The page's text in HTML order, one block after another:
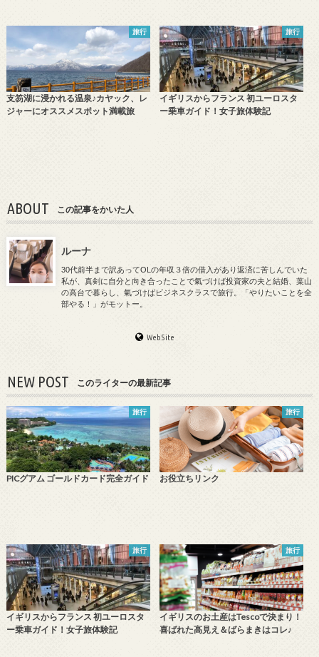
旅行
支笏湖に浸かれる温泉♪カヤック、レ
ジャーにオススメスポット満載旅
旅行
イギリスからフランス 初ユーロスタ
ー乗車ガイド！女子旅体験記
ABOUT この記事をかいた人
ルーナ
30代前半まで訳あってOLの年収３倍の借入があり返済に苦しんでいた
私が、真剣に自分と向き合ったことで氣づけば投資家の夫と結婚、葉山
の高台で暮らし、氣づけばビジネスクラスで旅行。「やりたいことを全
部やる！」がモットー。
WebSite
NEW POST このライターの最新記事
旅行
PICグアム ゴールドカード完全ガイド
旅行
お役立ちリンク
旅行
イギリスからフランス 初ユーロスタ
ー乗車ガイド！女子旅体験記
旅行
イギリスのお土産はTescoで決まり！
喜ばれた高見え＆ばらまきはコレ♪